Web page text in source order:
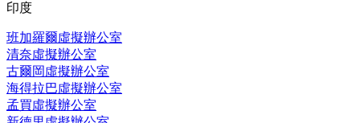
印度
班加羅爾虛擬辦公室
清奈虛擬辦公室
古爾岡虛擬辦公室
海得拉巴虛擬辦公室
孟買虛擬辦公室